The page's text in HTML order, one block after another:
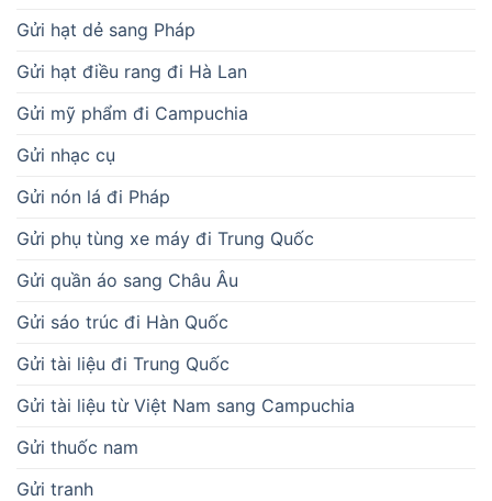
Gửi hạt dẻ sang Pháp
Gửi hạt điều rang đi Hà Lan
Gửi mỹ phẩm đi Campuchia
Gửi nhạc cụ
Gửi nón lá đi Pháp
Gửi phụ tùng xe máy đi Trung Quốc
Gửi quần áo sang Châu Âu
Gửi sáo trúc đi Hàn Quốc
Gửi tài liệu đi Trung Quốc
Gửi tài liệu từ Việt Nam sang Campuchia
Gửi thuốc nam
Gửi tranh